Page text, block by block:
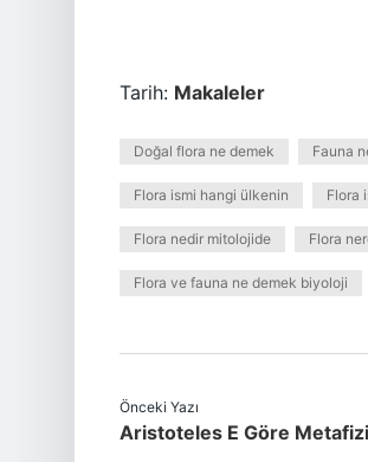
Tarih: Makaleler
Doğal flora ne demek Fauna
Flora ismi hangi ülkenin Flora
Flora nedir mitolojide Flora
Flora ve fauna ne demek biyoloji
Önceki Yazı
Aristoteles E Göre